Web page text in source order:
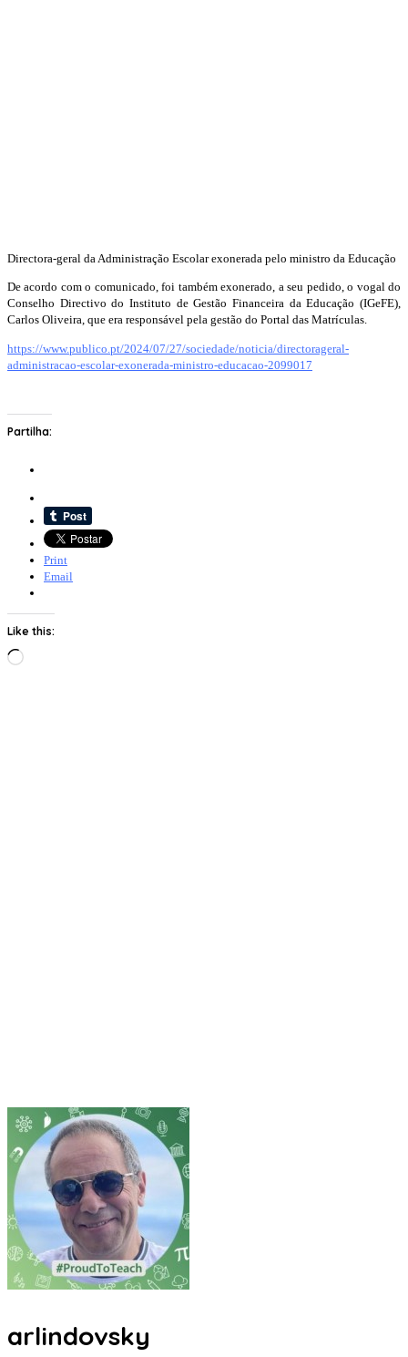
Directora-geral da Administração Escolar exonerada pelo ministro da Educação
De acordo com o comunicado, foi também exonerado, a seu pedido, o vogal do
Conselho Directivo do Instituto de Gestão Financeira da Educação (IGeFE),
Carlos Oliveira, que era responsável pela gestão do Portal das Matrículas.
https://www.publico.pt/2024/07/27/sociedade/noticia/directorageral-
administracao-escolar-exonerada-ministro-educacao-2099017
Partilha:
Print
Email
Like this:
Loading…
arlindovsky